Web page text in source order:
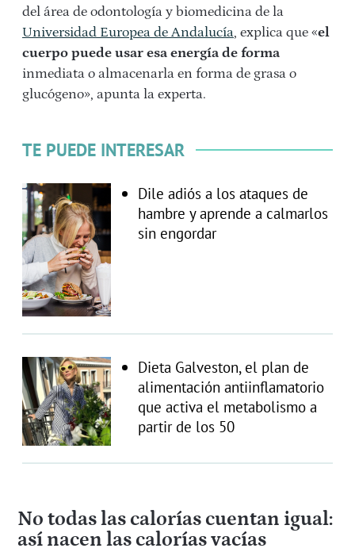
del área de odontología y biomedicina de la
Universidad Europea de Andalucía, explica que «el
cuerpo puede usar esa energía de forma
inmediata o almacenarla en forma de grasa o
glucógeno», apunta la experta.
TE PUEDE INTERESAR
Dile adiós a los ataques de
hambre y aprende a calmarlos
sin engordar
Dieta Galveston, el plan de
alimentación antiinflamatorio
que activa el metabolismo a
partir de los 50
No todas las calorías cuentan igual:
así nacen las calorías vacías